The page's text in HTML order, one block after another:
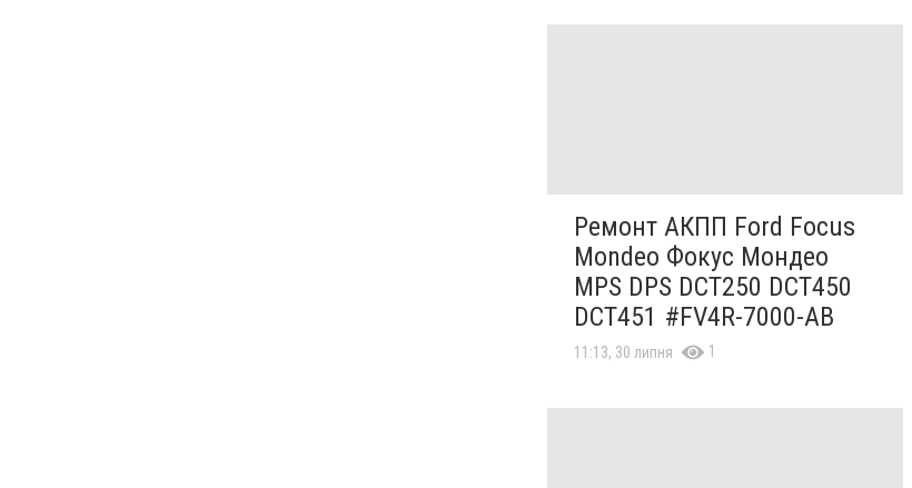
Ремонт АКПП Ford Focus
Mondeo Фокус Мондео
MPS DPS DCT250 DCT450
DCT451 #FV4R-7000-AB
11:13, 30 липня 1